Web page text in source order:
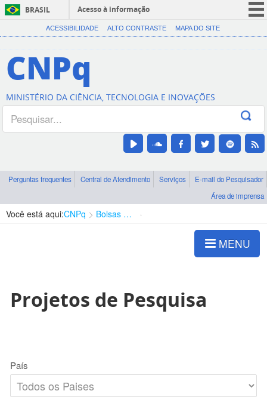
BRASIL
Acesso à informação
CORONAVÍRUS (COVID-19)
Canais
ACESSIBILIDADE ALTO CONTRASTE MAPA DO SITE
CNPq
MINISTÉRIO DA CIÊNCIA, TECNOLOGIA E INOVAÇÕES
Perguntas frequentes Central de Atendimento Serviços
E-mail do Pesquisador
Área de imprensa
Você está aqui:CNPq Bolsas e Auxílios Vigentes
MENU
Projetos de Pesquisa
País